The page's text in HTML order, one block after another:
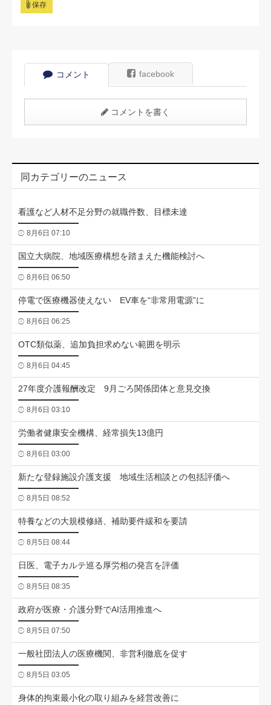
保存
コメント facebook
コメントを書く
同カテゴリーのニュース
看護など人材不足分野の就職件数、目標未達
8月6日 07:10
国立大病院、地域医療構想を踏まえた機能検討へ
8月6日 06:50
停電で医療機器使えない EV車を“非常用電源”に
8月6日 06:25
OTC類似薬、追加負担求めない範囲を明示
8月6日 04:45
27年度介護報酬改定 9月ごろ関係団体と意見交換
8月6日 03:10
労働者健康安全機構、経常損失13億円
8月6日 03:00
新たな登録施設介護支援 地域生活相談との包括評価へ
8月5日 08:52
特養などの大規模修繕、補助要件緩和を要請
8月5日 08:44
日医、電子カルテ巡る厚労相の発言を評価
8月5日 08:35
政府が医療・介護分野でAI活用推進へ
8月5日 07:50
一般社団法人の医療機関、非営利徹底を促す
8月5日 03:05
身体的拘束最小化の取り組みを経営改善に